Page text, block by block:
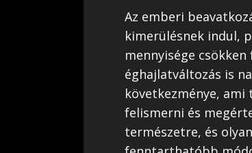
Az emberi
kimerülésnek indul,
mennyisége
éghajlatváltozás is
következménye,
felismerni és
természetre, és